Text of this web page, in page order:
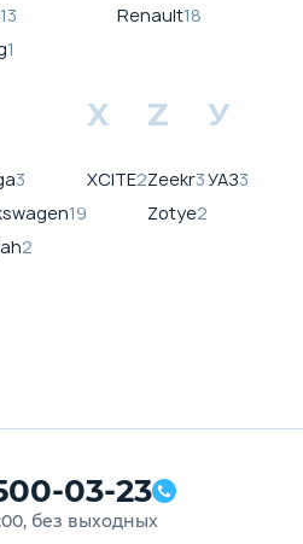
13
1
Renault18
3
19
2
X
XCITE2
Z
Zeekr3
Zotye2
У
УАЗ3
03-23
без выходных